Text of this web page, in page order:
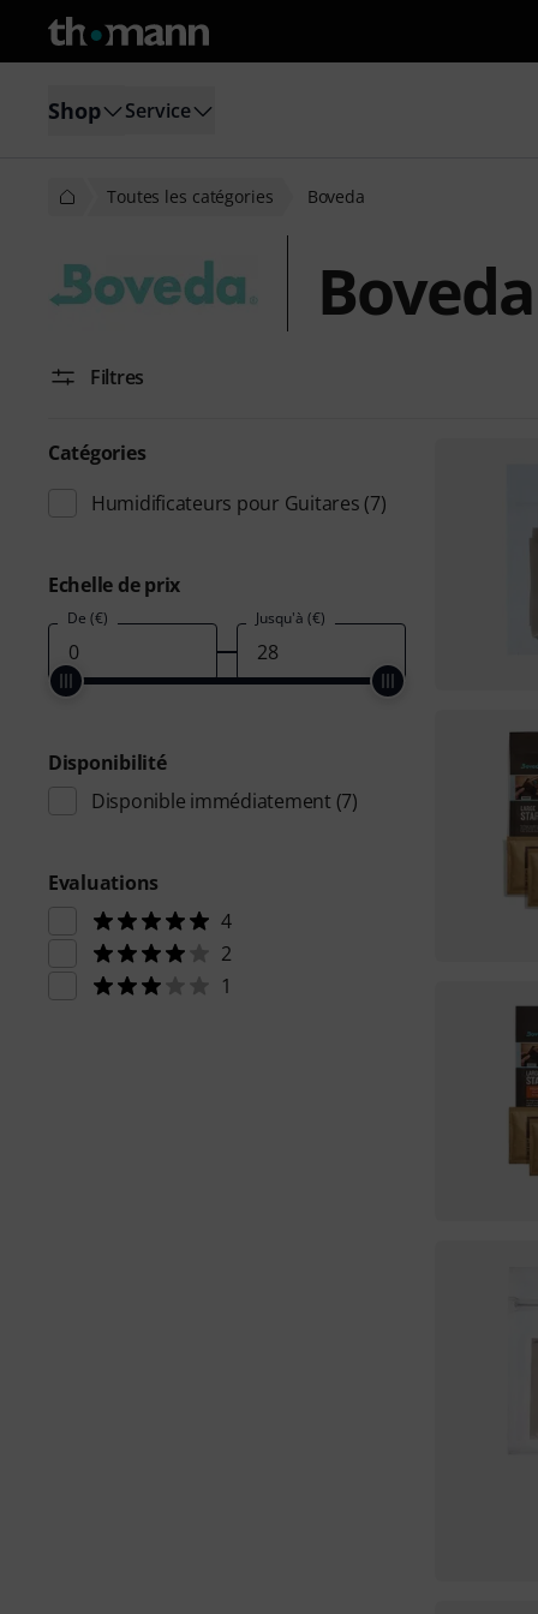
Shop Service
Toutes les catégories Boveda
Boveda
Filtres
Catégories
Humidificateurs pour Guitares (7)
Echelle de prix
De (€) Jusqu'à (€)
Disponibilité
Disponible immédiatement (7)
Evaluations
4
2
1